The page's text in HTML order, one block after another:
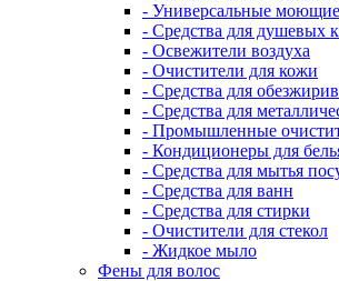
- Универсальные моющие
- Средства для душевых
- Освежители воздуха
- Очистители для кожи
- Средства для
- Средства для
- Промышленные
- Кондиционеры для
- Средства для мытья
- Средства для ванн
- Средства для стирки
- Очистители для стекол
- Жидкое мыло
Фены для волос